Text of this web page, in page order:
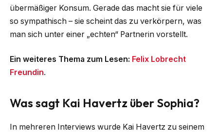
übermäßiger Konsum. Gerade das macht sie für viele
so sympathisch – sie scheint das zu verkörpern, was
man sich unter einer „echten“ Partnerin vorstellt.
Ein weiteres Thema zum Lesen: Felix Lobrecht
Freundin.
Was sagt Kai Havertz über Sophia?
In mehreren Interviews wurde Kai Havertz zu seinem